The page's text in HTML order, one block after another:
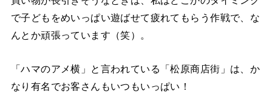
で子どもをめいっぱい遊ばせて疲れてもらう作戦で、な
んとか頑張っています（笑）。
「ハマのアメ横」と言われている「松原商店街」は、か
なり有名でお客さんもいつもいっぱい！